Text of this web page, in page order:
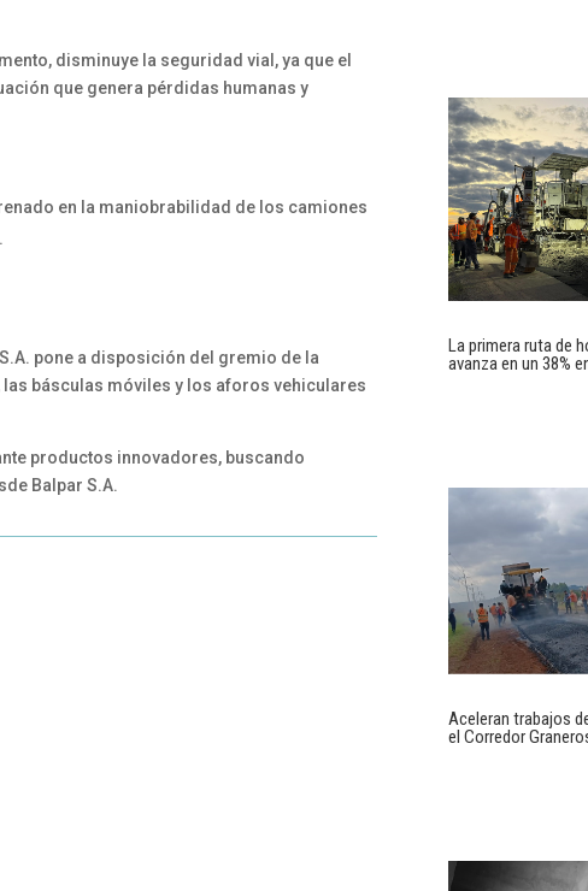
disminuye la seguridad vial, ya que el
que genera pérdidas humanas y
en la maniobrabilidad de los camiones
pone a disposición del gremio de la
básculas móviles y los aforos vehiculares
productos innovadores, buscando
Balpar S.A.
La primera ruta de
avanza en un 38%
Aceleran trabajos
el Corredor